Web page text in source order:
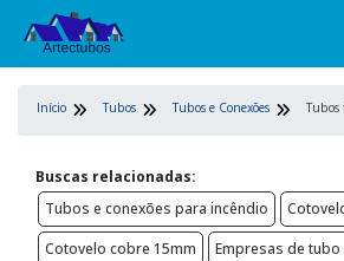
Início Tubos Tubos e Conexões Tubos
Buscas relacionadas:
Tubos e conexões para incêndio
Cotovelo cobre 15mm
Empresas de tubo